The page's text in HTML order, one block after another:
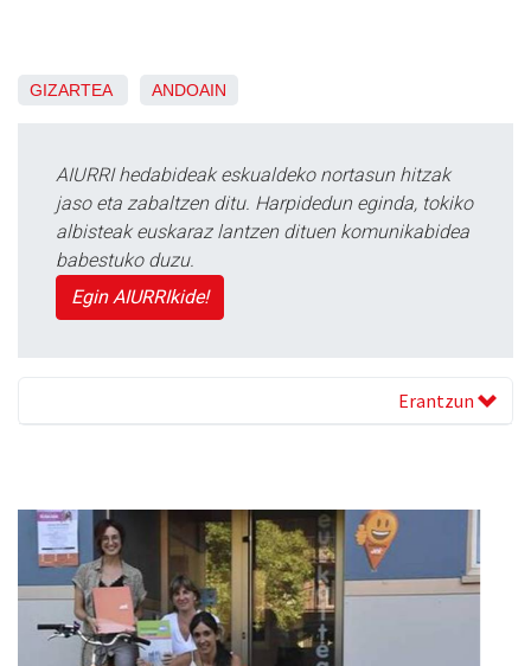
GIZARTEA ANDOAIN
AIURRI hedabideak eskualdeko nortasun hitzak
jaso eta zabaltzen ditu. Harpidedun eginda, tokiko
albisteak euskaraz lantzen dituen komunikabidea
babestuko duzu.
Egin AIURRIkide!
Erantzun